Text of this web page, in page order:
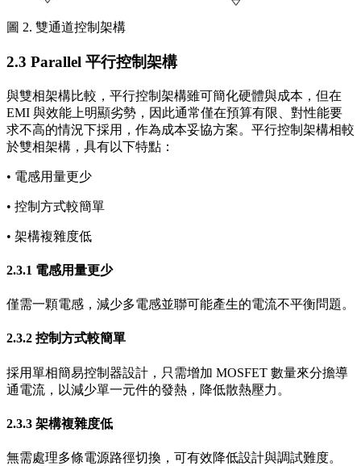
圖 2. 雙通道控制架構
2.3 Parallel 平行控制架構
與雙相架構比較，平行控制架構雖可簡化硬體與成本，但在
EMI 與效能上明顯劣勢，因此通常僅在預算有限、對性能要
求不高的情況下採用，作為成本妥協方案。平行控制架構相較
於雙相架構，具有以下特點：
• 電感用量更少
• 控制方式較簡單
• 架構複雜度低
2.3.1 電感用量更少
僅需一顆電感，減少多電感並聯可能產生的電流不平衡問題。
2.3.2 控制方式較簡單
採用單相簡易控制器設計，只需增加 MOSFET 數量來分擔導
通電流，以減少單一元件的發熱，降低散熱壓力。
2.3.3 架構複雜度低
無需處理多條電源路徑切換，可有效降低設計與調試難度。